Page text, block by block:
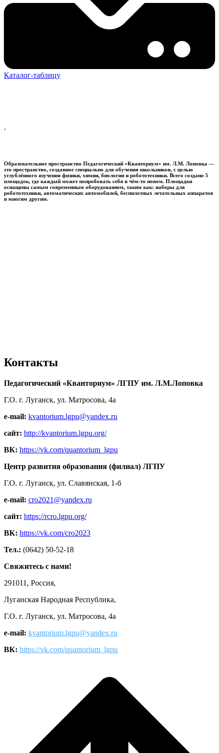
Каталог-таблицу
.
Образовательное пространство Педагогический «Кванториум» им. Л.М. Лоповка —
это пространство, созданное специально для обучения школьников, с целью
углублённого изучения физики, химии, биологии и робототехники. Всего создано 5
площадок, где каждый может попробовать себя в чём-то новом. Площадки
оснащены самым современным оборудованием, таким как: наборы для
робототехники, автоматических автомобилей, беспилотных летательных аппаратов
и многим другим.
Контакты
Педагогический «Кванториум» ЛГПУ им. Л.М.Лоповка
Г.О. г. Луганск, ул. Матросова, 4а
e-mail: kvantorium.lgpu@yandex.ru
сайт: http://kvantorium.lgpu.org/
ВК: https://vk.com/quantorium_lgpu
Центр развития образования (филиал) ЛГПУ
Г.О. г. Луганск, ул. Славянская, 1-б
e-mail: cro2021@yandex.ru
сайт: https://rcro.lgpu.org/
ВК: https://vk.com/cro2023
Тел.: (0642) 50-52-18
Свяжитесь с нами!
291011, Россия,
Луганская Народная Республика,
Г.О. г. Луганск, ул. Матросова, 4а
e-mail: kvantorium.lgpu@yandex.ru
ВК: https://vk.com/quantorium_lgpu